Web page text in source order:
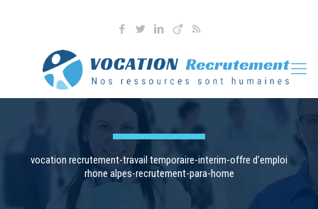
vocation recrutement-travail temporaire-interim-offre d’emploi
rhone alpes-recrutement-para-home